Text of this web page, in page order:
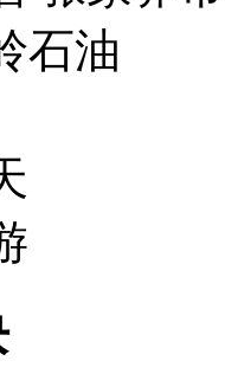
石油